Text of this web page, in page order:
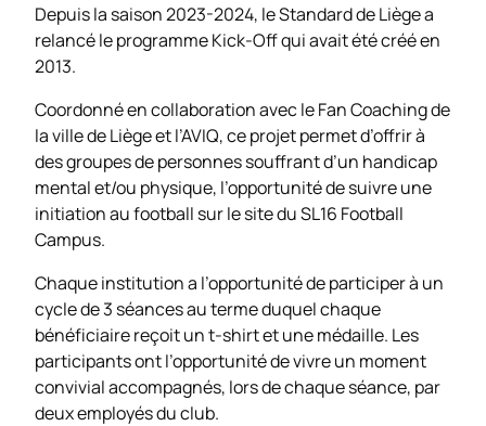
Depuis la saison 2023-2024, le Standard de Liège a
relancé le programme Kick-Off qui avait été créé en
2013.
Coordonné en collaboration avec le Fan Coaching de
la ville de Liège et l’AVIQ, ce projet permet d’offrir à
des groupes de personnes souffrant d’un handicap
mental et/ou physique, l’opportunité de suivre une
initiation au football sur le site du SL16 Football
Campus.
Chaque institution a l’opportunité de participer à un
cycle de 3 séances au terme duquel chaque
bénéficiaire reçoit un t-shirt et une médaille. Les
participants ont l’opportunité de vivre un moment
convivial accompagnés, lors de chaque séance, par
deux employés du club.